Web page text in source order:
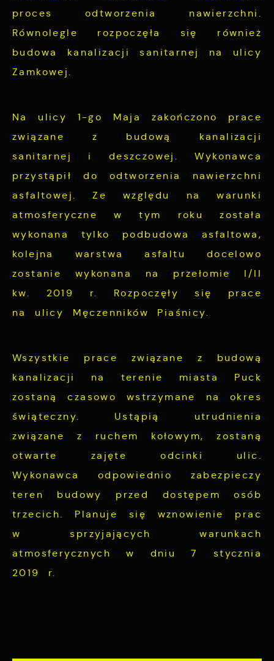
proces odtworzenia nawierzchni.
Równolegle rozpoczęła się również
budowa kanalizacji sanitarnej na ulicy
Zamkowej.
Na ulicy 1-go Maja zakończono prace
związane z budową kanalizacji
sanitarnej i deszczowej. Wykonawca
przystąpił do odtworzenia nawierzchni
asfaltowej. Ze względu na warunki
atmosferyczne w tym roku została
wykonana tylko podbudowa asfaltowa,
kolejna warstwa asfaltu docelowo
zostanie wykonana na przełomie I/II
kw. 2019 r. Rozpoczęły się prace
na ulicy Męczenników Piaśnicy.
Wszystkie prace związane z budową
kanalizacji na terenie miasta Puck
zostaną czasowo wstrzymane na okres
świąteczny. Ustąpią utrudnienia
związane z ruchem kołowym, zostaną
otwarte zajęte odcinki ulic.
Wykonawca odpowiednio zabezpieczy
teren budowy przed dostępem osób
trzecich. Planuje się wznowienie prac
w sprzyjających warunkach
atmosferycznych w dniu 7 stycznia
2019 r.